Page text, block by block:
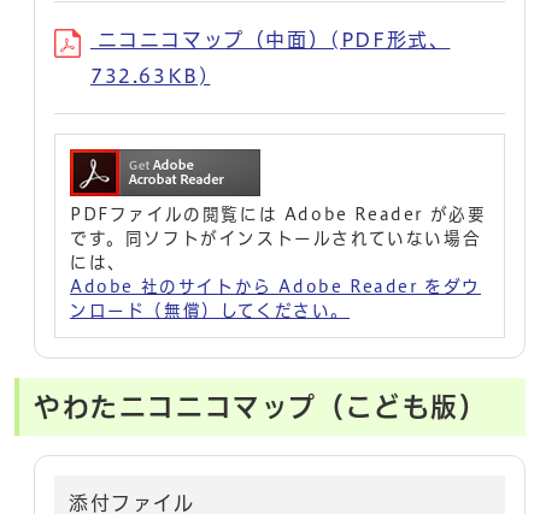
ニコニコマップ（中面）(PDF形式、
732.63KB)
PDFファイルの閲覧には Adobe Reader が必要
です。同ソフトがインストールされていない場合
には、
Adobe 社のサイトから Adobe Reader をダウ
ンロード（無償）してください。
やわたニコニコマップ（こども版）
添付ファイル